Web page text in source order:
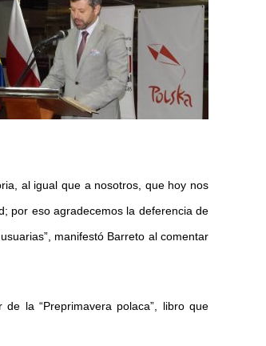
al igual que a nosotros, que hoy nos
por eso agradecemos la deferencia de
manifestó Barreto al comentar
la “Preprimavera polaca”, libro que